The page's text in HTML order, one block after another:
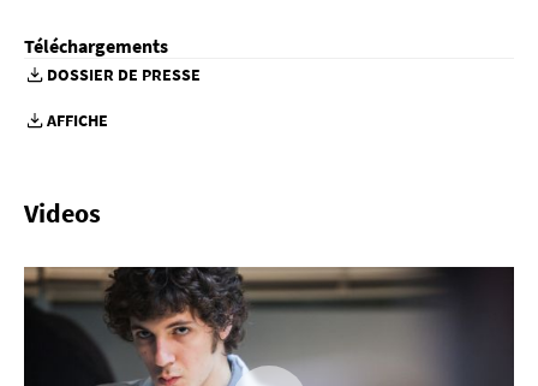
Téléchargements
DOSSIER DE PRESSE
AFFICHE
Videos